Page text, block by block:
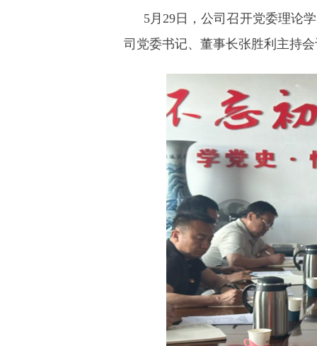
5月29日，公司召开党委理论
司党委书记、董事长张胜利主持